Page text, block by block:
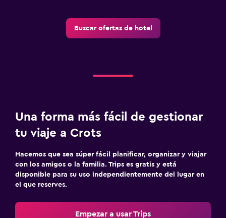
Buscar ofertas de hotel
Una forma más fácil de gestionar
tu viaje a Crots
Hacemos que sea súper fácil planificar, organizar y viajar
con los amigos o la familia. Trips es gratis y está
disponible para su uso independientemente del lugar en
el que reserves.
Empezar a usar Trips